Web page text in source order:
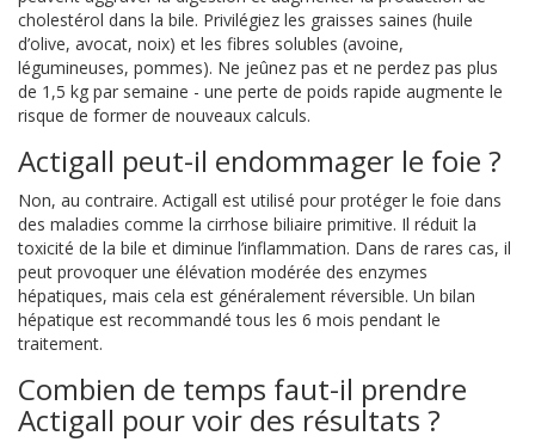
cholestérol dans la bile. Privilégiez les graisses saines (huile
d’olive, avocat, noix) et les fibres solubles (avoine,
légumineuses, pommes). Ne jeûnez pas et ne perdez pas plus
de 1,5 kg par semaine - une perte de poids rapide augmente le
risque de former de nouveaux calculs.
Actigall peut-il endommager le foie ?
Non, au contraire. Actigall est utilisé pour protéger le foie dans
des maladies comme la cirrhose biliaire primitive. Il réduit la
toxicité de la bile et diminue l’inflammation. Dans de rares cas, il
peut provoquer une élévation modérée des enzymes
hépatiques, mais cela est généralement réversible. Un bilan
hépatique est recommandé tous les 6 mois pendant le
traitement.
Combien de temps faut-il prendre
Actigall pour voir des résultats ?